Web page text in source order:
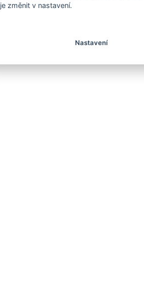
je změnit v nastavení.
Nastavení